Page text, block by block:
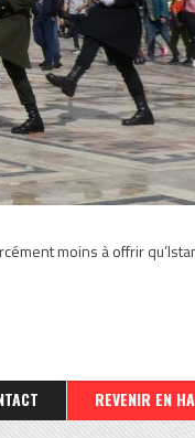
moins à offrir
REVENIR EN